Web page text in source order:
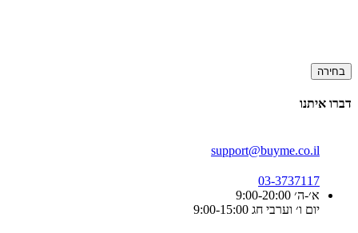
בחירה
דברו איתנו
support@buyme.co.il
03-3737117
א׳-ה׳ 9:00-20:00
יום ו׳ וערבי חג 9:00-15:00